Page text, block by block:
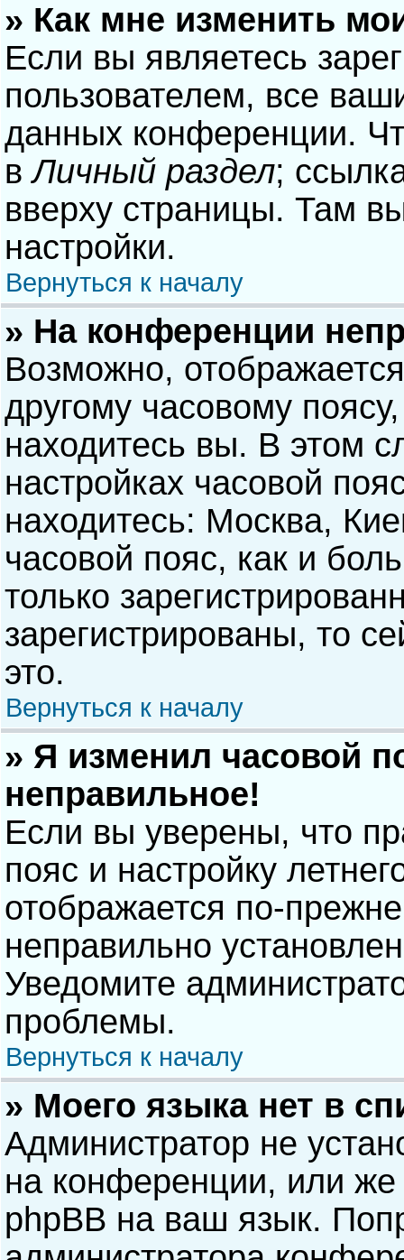
» Как мне изменить
Если вы являетесь
пользователем, все
данных конференции.
вЛичный раздел;
вверху страницы. Там
настройки.
Вернуться к началу
» На конференции
Возможно,
другому часовому
находитесь вы. В этом
настройках часовой
находитесь: Москва,
часовой пояс, как и
только
зарегистрированы, то
это.
Вернуться к началу
» Я изменил часовой
неправильное!
Если вы уверены, что
пояс и настройку
отображается по-
неправильно
Уведомите
проблемы.
Вернуться к началу
» Моего языка нет в
Администратор не
на конференции, или же
phpBB на ваш язык.